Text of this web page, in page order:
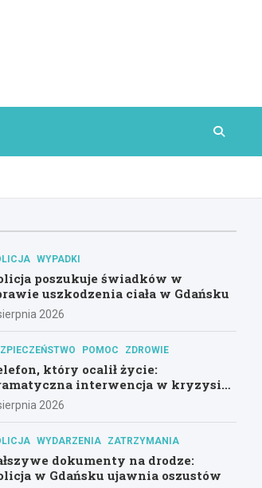
WYPADKI
poszukuje świadków w
uszkodzenia ciała w Gdańsku
2026
POMOC ZDROWIE
który ocalił życie:
interwencja w kryzysie
2026
WYDARZENIA ZATRZYMANIA
dokumenty na drodze:
w Gdańsku ujawnia oszustów